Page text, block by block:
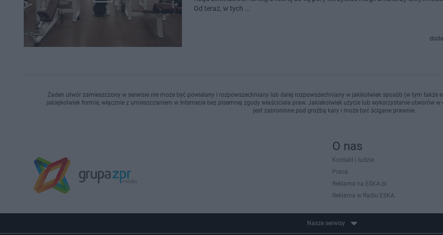
Od teraz, w tych …
Żaden utwór zamieszczony w serwisie nie może być powielany i rozpowszechniany lub dalej rozpowszechniany w jakikolwiek sposób (w tym
jakiejkolwiek formie, włącznie z umieszczaniem w Internecie bez pisemnej zgody właściciela praw. Jakiekolwiek użycie lub wykorzystanie utworów
jest zabronione pod groźbą kary i może być ścigane prawnie.
O nas
Kontakt i ludzie
Praca
Reklama na ESKA.pl
Reklama w Radiu ESKA
Nasze serwisy